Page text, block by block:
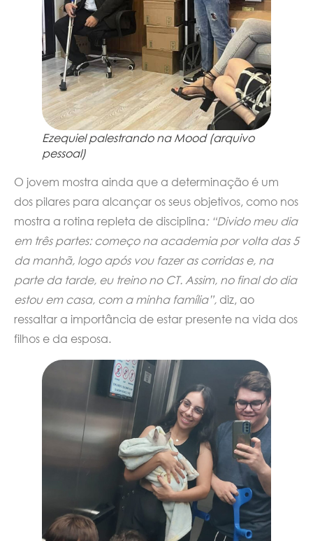
Ezequiel palestrando na Mood (arquivo
pessoal)
O jovem mostra ainda que a determinação é um
dos pilares para alcançar os seus objetivos, como nos
mostra a rotina repleta de disciplina: “Divido meu dia
em três partes: começo na academia por volta das 5
da manhã, logo após vou fazer as corridas e, na
parte da tarde, eu treino no CT. Assim, no final do dia
estou em casa, com a minha família”, diz, ao
ressaltar a importância de estar presente na vida dos
filhos e da esposa.